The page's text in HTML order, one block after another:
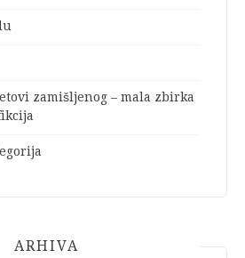
zamišljenog – mala zbirka
ARHIVA